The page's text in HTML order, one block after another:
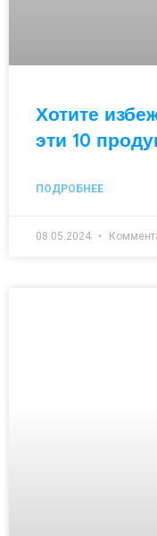
Хотите
эти 10
ПОДРОБНЕЕ
08.05.2024